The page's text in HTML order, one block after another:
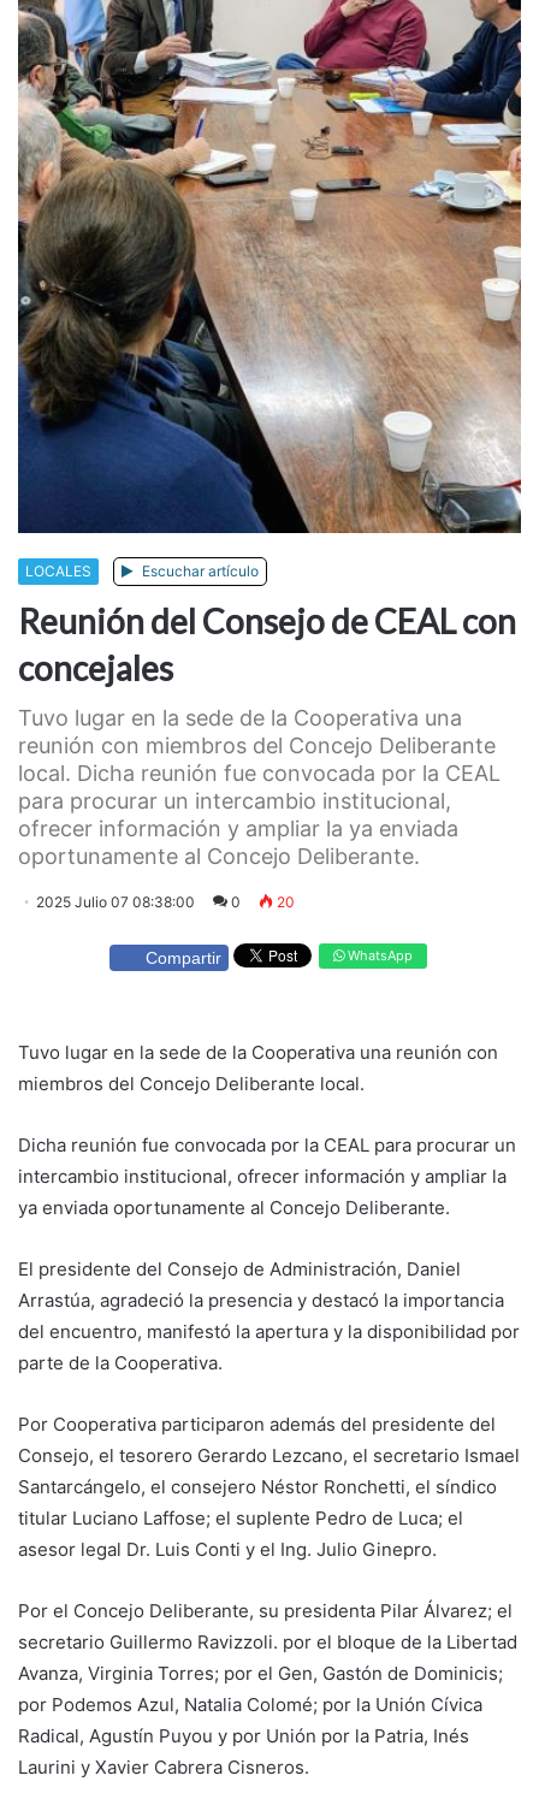
LOCALES Escuchar artículo
Reunión del Consejo de CEAL con
concejales
Tuvo lugar en la sede de la Cooperativa una
reunión con miembros del Concejo Deliberante
local. Dicha reunión fue convocada por la CEAL
para procurar un intercambio institucional,
ofrecer información y ampliar la ya enviada
oportunamente al Concejo Deliberante.
2025 Julio 07 08:38:00 0 20
Compartir WhatsApp
Tuvo lugar en la sede de la Cooperativa una reunión con
miembros del Concejo Deliberante local.
Dicha reunión fue convocada por la CEAL para procurar un
intercambio institucional, ofrecer información y ampliar la
ya enviada oportunamente al Concejo Deliberante.
El presidente del Consejo de Administración, Daniel
Arrastúa, agradeció la presencia y destacó la importancia
del encuentro, manifestó la apertura y la disponibilidad por
parte de la Cooperativa.
Por Cooperativa participaron además del presidente del
Consejo, el tesorero Gerardo Lezcano, el secretario Ismael
Santarcángelo, el consejero Néstor Ronchetti, el síndico
titular Luciano Laffose; el suplente Pedro de Luca; el
asesor legal Dr. Luis Conti y el Ing. Julio Ginepro.
Por el Concejo Deliberante, su presidenta Pilar Álvarez; el
secretario Guillermo Ravizzoli. por el bloque de la Libertad
Avanza, Virginia Torres; por el Gen, Gastón de Dominicis;
por Podemos Azul, Natalia Colomé; por la Unión Cívica
Radical, Agustín Puyou y por Unión por la Patria, Inés
Laurini y Xavier Cabrera Cisneros.